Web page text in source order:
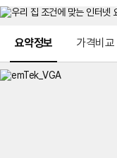
요약정보 가격비교